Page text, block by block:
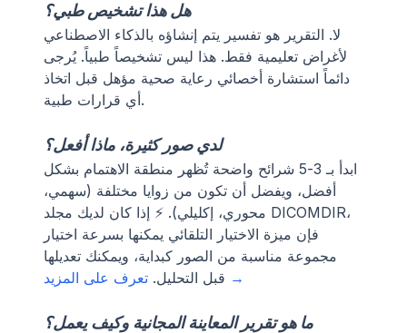
هل هذا تشخيص طبي؟
لا. التقرير هو تفسير يتم إنشاؤه بالذكاء الاصطناعي
لأغراض تعليمية فقط. هذا ليس تشخيصاً طبياً. يُرجى
دائماً استشارة أخصائي رعاية صحية مؤهل قبل اتخاذ
أي قرارات طبية.
لدي صور كثيرة، ماذا أفعل؟
ابدأ بـ 3-5 شرائح واضحة تُظهر منطقة الاهتمام بشكل
أفضل، ويفضل أن تكون من زوايا مختلفة (سهمي،
محوري، إكليلي). ⚡ إذا كان لديك مجلد DICOMDIR،
فإن ميزة الاختيار التلقائي يمكنها بسرعة اختيار
مجموعة مناسبة من الصور كبداية، ويمكنك تعديلها
قبل التحليل. تعرف على المزيد →
ما هو تقرير المعاينة المجانية وكيف يعمل؟